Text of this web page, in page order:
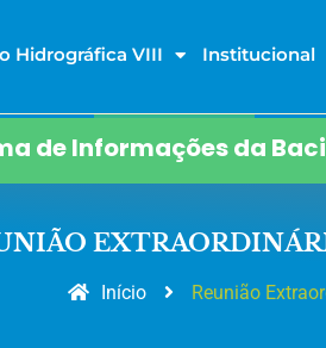
Hidrográfica VIII Institucional
de Informações da
Início Reunião